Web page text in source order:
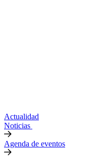
Actualidad
Noticias
Agenda de eventos